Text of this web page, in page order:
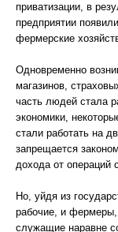
приватизации, в
предприятии
фермерские
Одновременно
магазинов,
часть людей стала
экономики,
стали работать на
запрещается
дохода от операций
Но, уйдя из
рабочие, и фермеры,
служащие наравне